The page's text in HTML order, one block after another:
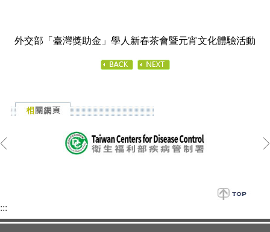
外交部「臺灣獎助金」學人新春茶會暨元宵文化體驗活動
:::